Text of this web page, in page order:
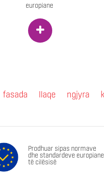
europiane
+
fasada llaqe ngjyra
Prodhuar sipas normave
dhe standardeve europiane
të cilësisë